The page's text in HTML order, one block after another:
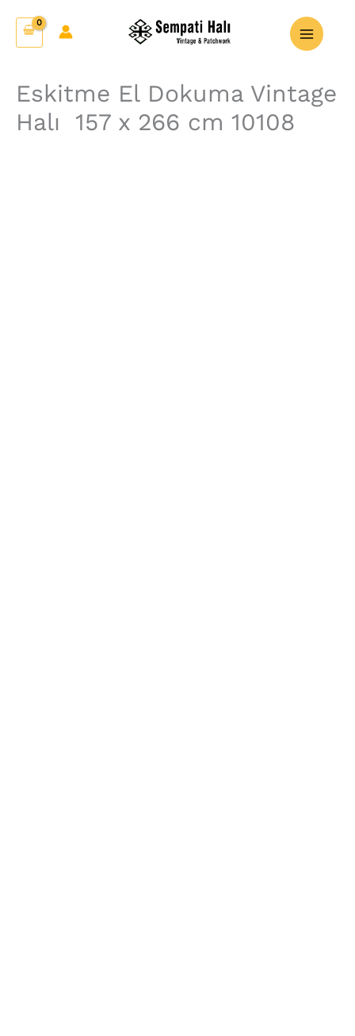
Eskitme El Dokuma Vintage
Halı 157 x 266 cm 10108
El
Dokuma
Halı
157